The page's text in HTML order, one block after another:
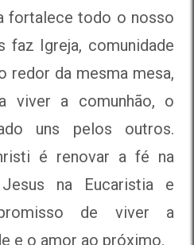
fortalece todo o nosso
faz Igreja, comunidade
redor da mesma mesa,
viver a comunhão, o
uns pelos outros.
é renovar a fé na
na Eucaristia e
de viver a
e o amor ao próximo.